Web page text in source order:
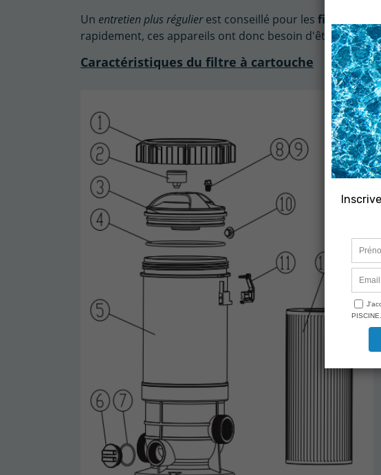
Un entretien plus régulierest conseillé pour les filtres à
rapidement, ces appareils ont donc besoin d'être
Caractéristiques du filtre à cartouche